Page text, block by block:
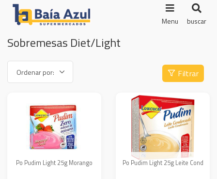
Menu buscar
Sobremesas Diet/Light
Filtrar
Po Pudim Light 25g Morango Po Pudim Light 25g Leite Cond